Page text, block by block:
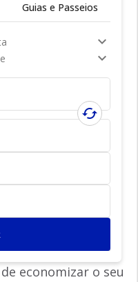
Guias e Passeios
expand_more
expand_more
cached
economizar o seu